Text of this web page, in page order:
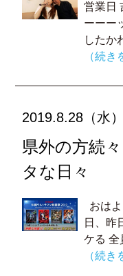
営業日
ーーー
したか
（続き
2019.8.28（水）
県外の方続
タな日々
おは
日、昨
ケる
（続き